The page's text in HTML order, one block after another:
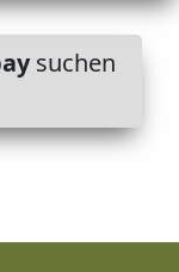
suchen